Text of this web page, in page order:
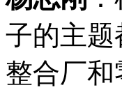
子的主
整合厂